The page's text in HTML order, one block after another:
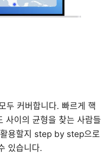
커버합니다. 빠르게 핵
사이의 균형을 찾는 사람들
활용할지 step by step으로
있습니다.